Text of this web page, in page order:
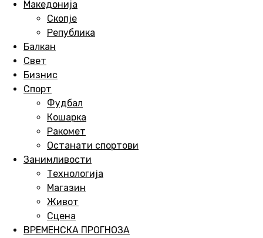
Македонија
Скопје
Република
Балкан
Свет
Бизнис
Спорт
Фудбал
Кошарка
Ракомет
Останати спортови
Занимливости
Технологија
Магазин
Живот
Сцена
ВРЕМЕНСКА ПРОГНОЗА